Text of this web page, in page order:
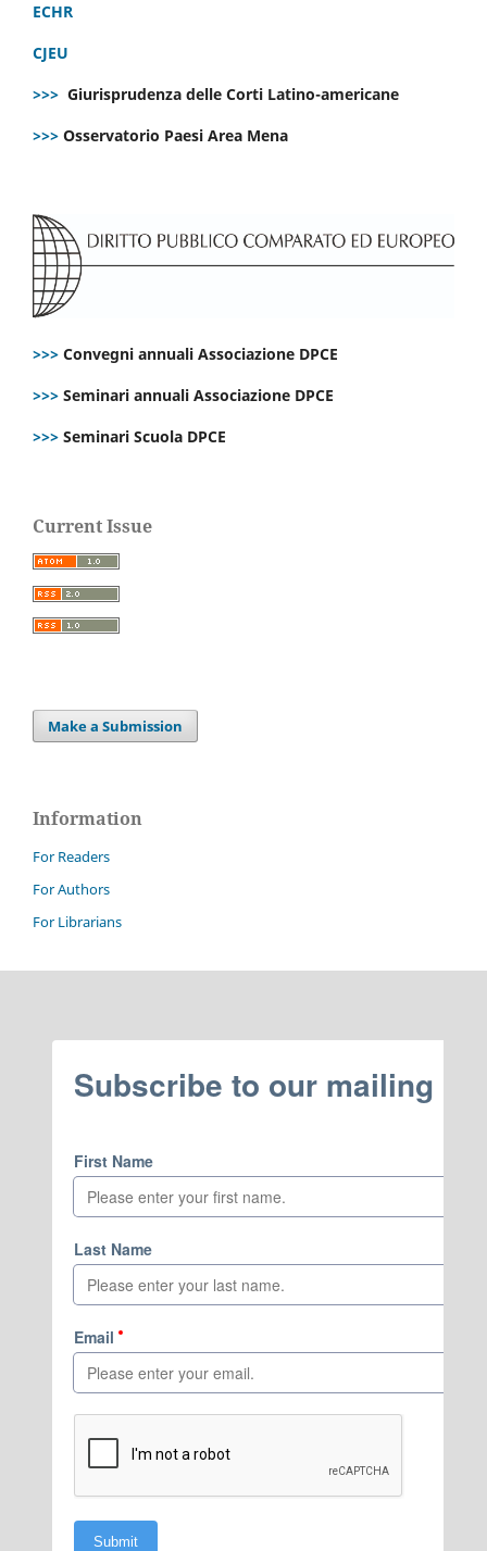
ECHR
CJEU
>>> Giurisprudenza delle Corti Latino-americane
>>> Osservatorio Paesi Area Mena
>>> Convegni annuali Associazione DPCE
>>> Seminari annuali Associazione DPCE
>>> Seminari Scuola DPCE
Current Issue
Make a Submission
Information
For Readers
For Authors
For Librarians